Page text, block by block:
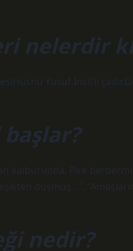
nelerdir
Yusuf.İncil’li
kalburunda, Pire
düşmüş…”,
nedir?